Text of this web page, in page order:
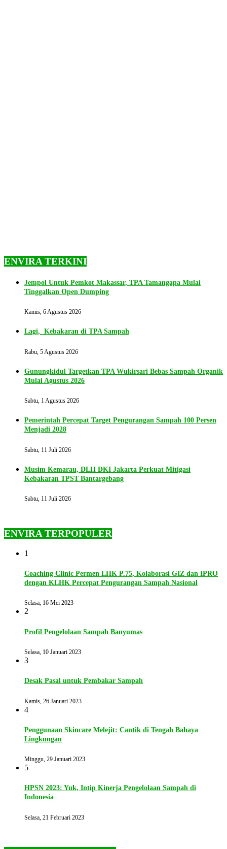
ENVIRA TERKINI
Jempol Untuk Pemkot Makassar, TPA Tamangapa Mulai
Tinggalkan Open Dumping
Kamis, 6 Agustus 2026
Lagi, Kebakaran di TPA Sampah
Rabu, 5 Agustus 2026
Gunungkidul Targetkan TPA Wukirsari Bebas Sampah Organik
Mulai Agustus 2026
Sabtu, 1 Agustus 2026
Pemerintah Percepat Target Pengurangan Sampah 100 Persen
Menjadi 2028
Sabtu, 11 Juli 2026
Musim Kemarau, DLH DKI Jakarta Perkuat Mitigasi
Kebakaran TPST Bantargebang
Sabtu, 11 Juli 2026
ENVIRA TERPOPULER
1
Coaching Clinic Permen LHK P.75, Kolaborasi GIZ dan IPRO
dengan KLHK Percepat Pengurangan Sampah Nasional
Selasa, 16 Mei 2023
2
Profil Pengelolaan Sampah Banyumas
Selasa, 10 Januari 2023
3
Desak Pasal untuk Pembakar Sampah
Kamis, 26 Januari 2023
4
Penggunaan Skincare Melejit: Cantik di Tengah Bahaya
Lingkungan
Minggu, 29 Januari 2023
5
HPSN 2023: Yuk, Intip Kinerja Pengelolaan Sampah di
Indonesia
Selasa, 21 Februari 2023